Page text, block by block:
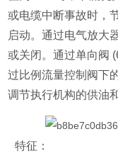
或电缆中断事故时，
启动。通过电气放大
或关闭。通过单向阀
过比例流量控制阀下
调节执行机构的供油
特征：